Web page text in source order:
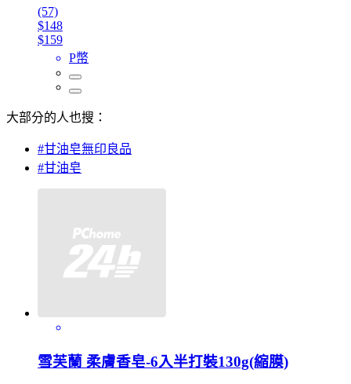
(57)
$148
$159
P幣
大部分的人也搜：
#甘油皂無印良品
#甘油皂
雪芙蘭 柔膚香皂-6入半打裝130g(縮膜)